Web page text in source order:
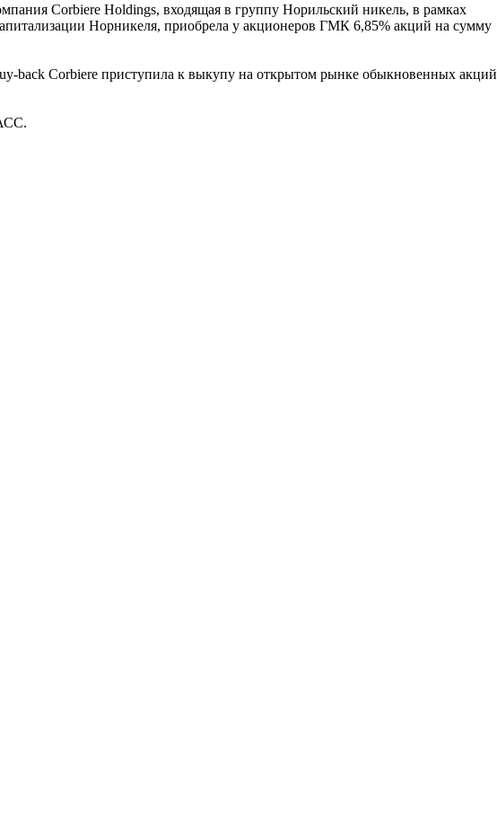
Corbiere Holdings, входящая в группу Норильский никель, в рамках
Норникеля, приобрела у акционеров ГМК 6,85% акций на сумму
back Corbiere приступила к выкупу на открытом рынке обыкновенных акций